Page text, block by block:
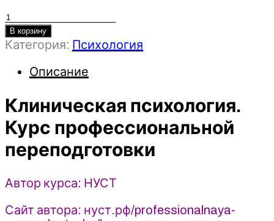
Количество
товара
Клиническая
Курс
переподготовки
(2023)
НУСТ
В корзину
Категория: Психология
Описание
Клиническая психология.
Курс профессиональной
переподготовки
Автор курса: НУСТ
Сайт автора: нуст.рф/professionalnaya-